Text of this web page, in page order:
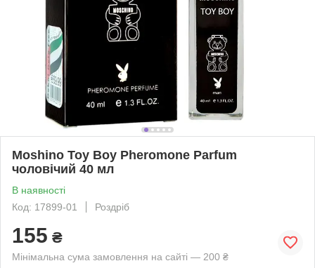
Moshino Toy Boy Pheromone Parfum
чоловічий 40 мл
В наявності
Код: 17899-01
Роздріб
155 ₴
Мінімальна сума замовлення на сайті — 200 ₴